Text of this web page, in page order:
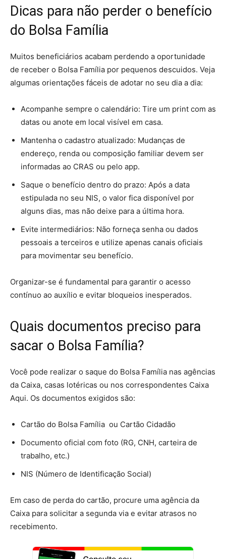
Dicas para não perder o benefício
do Bolsa Família
Muitos beneficiários acabam perdendo a oportunidade
de receber o Bolsa Família por pequenos descuidos. Veja
algumas orientações fáceis de adotar no seu dia a dia:
Acompanhe sempre o calendário: Tire um print com as
datas ou anote em local visível em casa.
Mantenha o cadastro atualizado: Mudanças de
endereço, renda ou composição familiar devem ser
informadas ao CRAS ou pelo app.
Saque o benefício dentro do prazo: Após a data
estipulada no seu NIS, o valor fica disponível por
alguns dias, mas não deixe para a última hora.
Evite intermediários: Não forneça senha ou dados
pessoais a terceiros e utilize apenas canais oficiais
para movimentar seu benefício.
Organizar-se é fundamental para garantir o acesso
contínuo ao auxílio e evitar bloqueios inesperados.
Quais documentos preciso para
sacar o Bolsa Família?
Você pode realizar o saque do Bolsa Família nas agências
da Caixa, casas lotéricas ou nos correspondentes Caixa
Aqui. Os documentos exigidos são:
Cartão do Bolsa Família ou Cartão Cidadão
Documento oficial com foto (RG, CNH, carteira de
trabalho, etc.)
NIS (Número de Identificação Social)
Em caso de perda do cartão, procure uma agência da
Caixa para solicitar a segunda via e evitar atrasos no
recebimento.